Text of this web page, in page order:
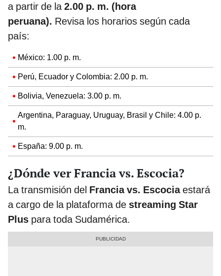
a partir de la2.00 p. m. (hora
peruana). Revisa los horarios según cada
país:
México: 1.00 p. m.
Perú, Ecuador y Colombia: 2.00 p. m.
Bolivia, Venezuela: 3.00 p. m.
Argentina, Paraguay, Uruguay, Brasil y Chile: 4.00 p.
m.
España: 9.00 p. m.
¿Dónde ver Francia vs. Escocia?
La transmisión del Francia vs. Escociaestará
a cargo de la plataforma de streaming Star
Plus para toda Sudamérica.